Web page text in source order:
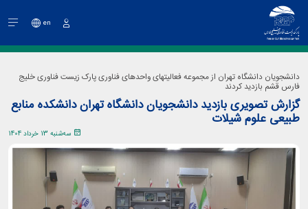
en
دانشجویان دانشگاه تهران از مجموعه فعالیتهای واحدهای فناوری پارک زیست فناوری خلیج
فارس قشم بازدید کردند
گزارش تصویری بازدید دانشجویان دانشگاه تهران دانشکده منابع
طبیعی علوم شیلات
سه‌شنبه 13 خرداد 1404